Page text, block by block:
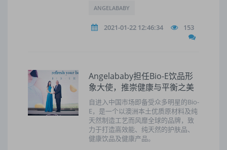
ANGELABABY
2021-01-22 12:46:34 153
Angelababy担任Bio-E饮品形
象大使，推崇健康与平衡之美
自进入中国市场即备受众多明星的Bio-
E，是一个以澳洲本土优质原材料及纯
天然制造工艺而风靡全球的品牌，致
力于打造高效能、纯天然的护肤品、
健康饮品及健康产品。